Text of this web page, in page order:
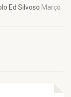
Ed Silvoso Março